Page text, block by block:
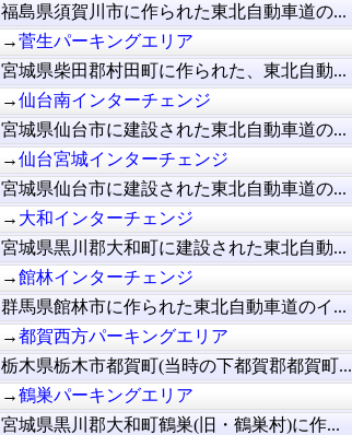
福島県須賀川市に作られた東北自動車道の...
→菅生パーキングエリア
宮城県柴田郡村田町に作られた、東北自動...
→仙台南インターチェンジ
宮城県仙台市に建設された東北自動車道の...
→仙台宮城インターチェンジ
宮城県仙台市に建設された東北自動車道の...
→ 大和インターチェンジ
宮城県黒川郡大和町に建設された東北自動...
→館林インターチェンジ
群馬県館林市に作られた東北自動車道のイ...
→都賀西方パーキングエリア
栃木県栃木市都賀町(当時の下都賀郡都賀町...
→鶴巣パーキングエリア
宮城県黒川郡大和町鶴巣(旧・鶴巣村)に作...